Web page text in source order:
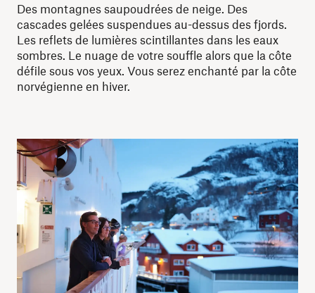
Des montagnes saupoudrées de neige. Des
cascades gelées suspendues au-dessus des fjords.
Les reflets de lumières scintillantes dans les eaux
sombres. Le nuage de votre souffle alors que la côte
défile sous vos yeux. Vous serez enchanté par la côte
norvégienne en hiver.